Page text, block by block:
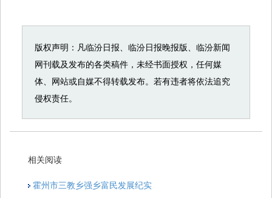
版权声明：凡临汾日报、临汾日报晚报版、临汾新闻
网刊载及发布的各类稿件，未经书面授权，任何媒
体、网站或自媒不得转载发布。若有违者将依法追究
侵权责任。
相关阅读
霍州市三教乡强乡富民发展纪实